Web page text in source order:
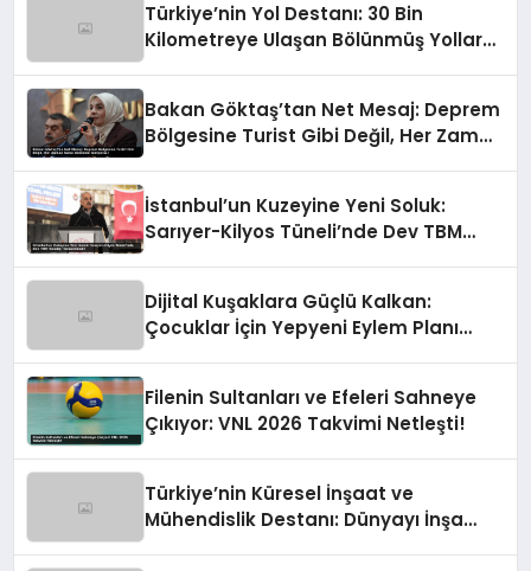
Türkiye’nin Yol Destanı: 30 Bin
Kilometreye Ulaşan Bölünmüş Yollar
Bakan Göktaş’tan Net Mesaj: Deprem
Bölgesine Turist Gibi Değil, Her Zaman
İstanbul’un Kuzeyine Yeni Soluk:
Sarıyer-Kilyos Tüneli’nde Dev TBM
Dijital Kuşaklara Güçlü Kalkan:
Çocuklar İçin Yepyeni Eylem Planı
Filenin Sultanları ve Efeleri Sahneye
Çıkıyor: VNL 2026 Takvimi Netleşti!
Türkiye’nin Küresel İnşaat ve
Mühendislik Destanı: Dünyayı İnşa